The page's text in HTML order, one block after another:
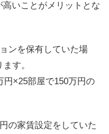
いことがメリットとな
ンを保有していた場
す。
円×25部屋で150万円の
の家賃設定をしていた